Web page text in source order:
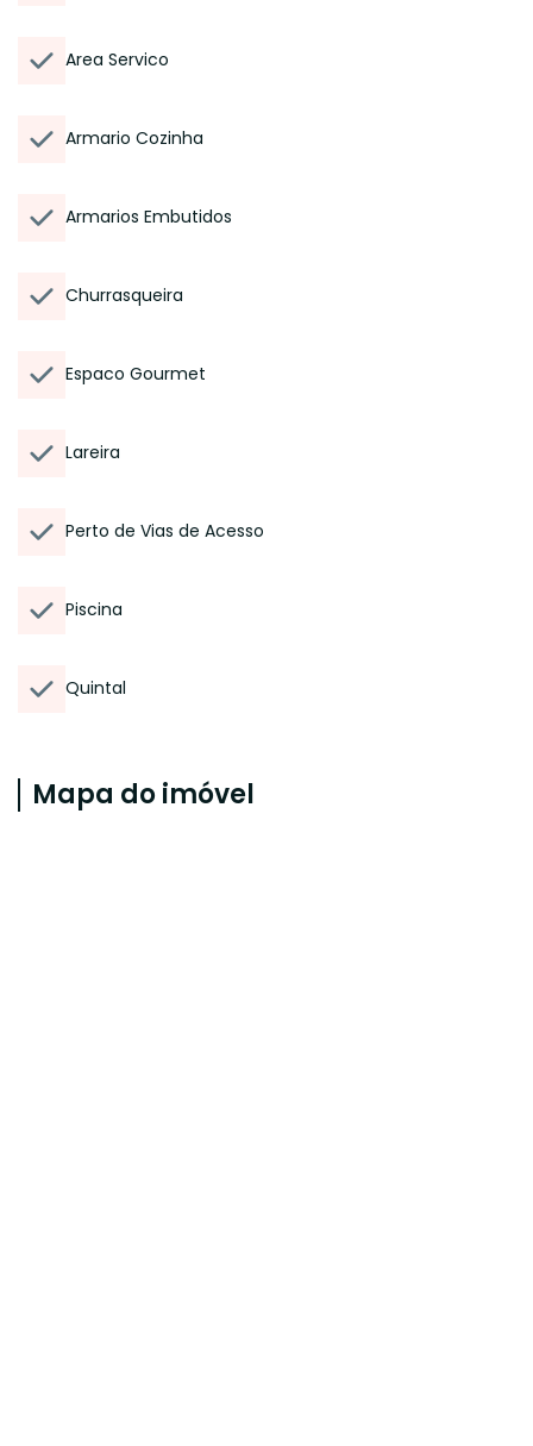
Area Servico
Armario Cozinha
Armarios Embutidos
Churrasqueira
Espaco Gourmet
Lareira
Perto de Vias de Acesso
Piscina
Quintal
Mapa do imóvel